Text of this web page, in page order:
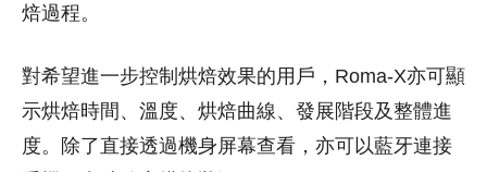
焙過程。
對希望進一步控制烘焙效果的用戶，Roma-X亦可顯
示烘焙時間、溫度、烘焙曲線、發展階段及整體進
度。除了直接透過機身屏幕查看，亦可以藍牙連接